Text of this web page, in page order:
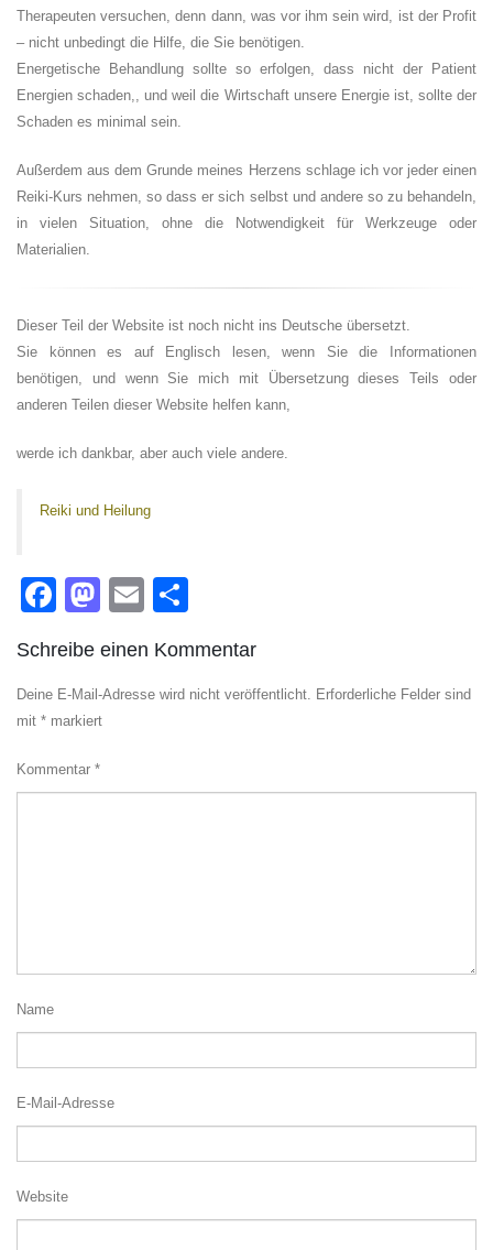
Therapeuten versuchen, denn dann, was vor ihm sein wird, ist der Profit
– nicht unbedingt die Hilfe, die Sie benötigen.
Energetische Behandlung sollte so erfolgen, dass nicht der Patient
Energien schaden,, und weil die Wirtschaft unsere Energie ist, sollte der
Schaden es minimal sein.
Außerdem aus dem Grunde meines Herzens schlage ich vor jeder einen
Reiki-Kurs nehmen, so dass er sich selbst und andere so zu behandeln,
in vielen Situation, ohne die Notwendigkeit für Werkzeuge oder
Materialien.
Dieser Teil der Website ist noch nicht ins Deutsche übersetzt.
Sie können es auf Englisch lesen, wenn Sie die Informationen
benötigen, und wenn Sie mich mit Übersetzung dieses Teils oder
anderen Teilen dieser Website helfen kann,
werde ich dankbar, aber auch viele andere.
Reiki und Heilung
Facebook
Mastodon
Email
Schreibe einen Kommentar
Deine E-Mail-Adresse wird nicht veröffentlicht. Erforderliche Felder sind
mit * markiert
Kommentar *
Name
E-Mail-Adresse
Website